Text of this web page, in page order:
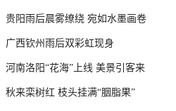
贵阳雨后晨雾缭绕 宛如水墨画卷
广西钦州雨后双彩虹现身
河南洛阳“花海”上线 美景引客来
秋来栾树红 枝头挂满“胭脂果”